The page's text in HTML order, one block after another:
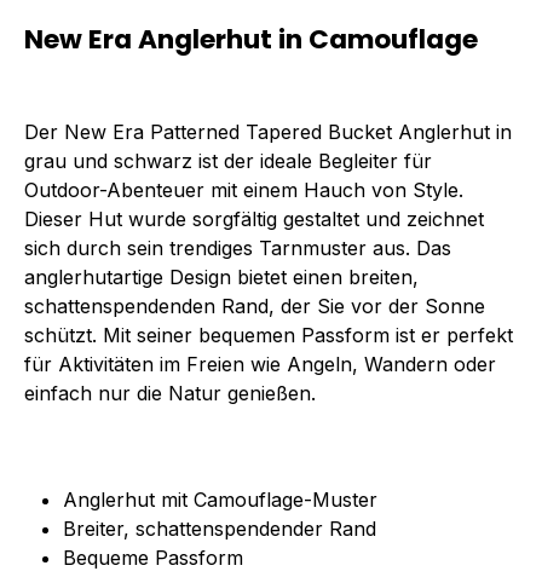
New Era Anglerhut in Camouflage
Der New Era Patterned Tapered Bucket Anglerhut in
grau und schwarz ist der ideale Begleiter für
Outdoor-Abenteuer mit einem Hauch von Style.
Dieser Hut wurde sorgfältig gestaltet und zeichnet
sich durch sein trendiges Tarnmuster aus. Das
anglerhutartige Design bietet einen breiten,
schattenspendenden Rand, der Sie vor der Sonne
schützt. Mit seiner bequemen Passform ist er perfekt
für Aktivitäten im Freien wie Angeln, Wandern oder
einfach nur die Natur genießen.
Anglerhut mit Camouflage-Muster
Breiter, schattenspendender Rand
Bequeme Passform